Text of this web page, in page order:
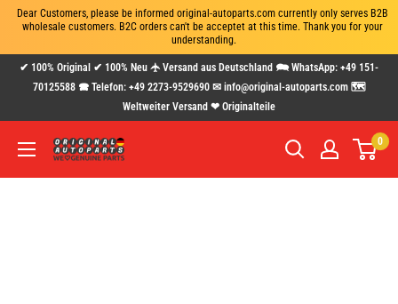
Dear Customers, please be informed original-autoparts.com currently only serves B2B
wholesale customers. B2C orders can't be acceptet at this time. Thank you for your
understanding.
Direkt✔ 100% Original ✔ 100% Neu 🛧 Versand aus Deutschland 🗪 WhatsApp: +49 151-
70125588 🕿 Telefon: +49 2273-9529690 ✉ info@original-autoparts.com 🗺
Weltweiter Versand ❤ Originalteile
www.original-
0